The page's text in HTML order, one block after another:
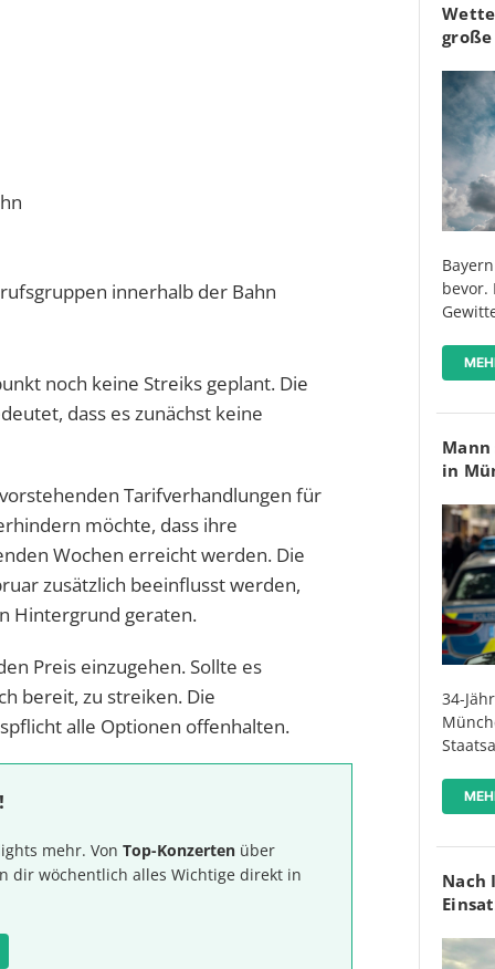
innerhalb der Bahn
noch keine Streiks geplant. Die
dass es zunächst keine
Tarifverhandlungen für
möchte, dass ihre
Wochen erreicht werden. Die
zusätzlich beeinflusst werden,
Hintergrund geraten.
Preis einzugehen. Sollte es
bereit, zu streiken. Die
alle Optionen offenhalten.
mehr. Von Top-Konzertenüber
dir wöchentlich alles Wichtige direkt in
bevor.
in
34-
Nach